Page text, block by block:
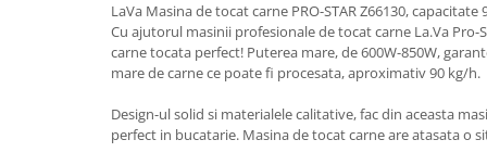
LaVa Masina de tocat carne PRO-STAR Z66130, capacitate
Cu ajutorul masinii profesionale de tocat carne La.Va
carne tocata perfect! Puterea mare, de 600W-850W,
mare de carne ce poate fi procesata, aproximativ 90 kg/h.
Design-ul solid si materialele calitative, fac din aceasta
perfect in bucatarie. Masina de tocat carne are atasata o